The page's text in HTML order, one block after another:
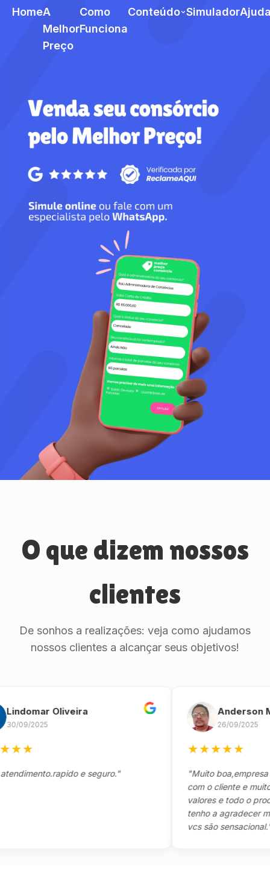
HomeA
Melhor
Preço
Como
Funciona
Conteúdo Simulador
O que dizem nossos
clientes
De sonhos a realizações: veja como ajudamos
nossos clientes a alcançar seus objetivos!
Oliveira
2025
e seguro."
Anderson
26/09/2025
★★★
"Muito boa,empresa
com o cliente e muito
valores e todo o
tenho a agradecer
vcs são sensacional."